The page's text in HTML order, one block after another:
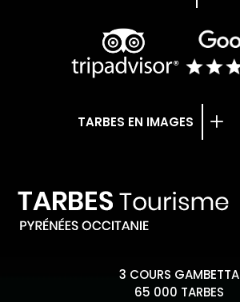
TARBES EN IMAGES
3 COURS GAMBETTA
65 000 TARBES